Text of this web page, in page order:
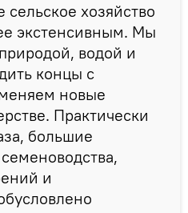
хозяйство
экстенсивным. Мы
водой и
концы с
новые
Практически
большие
и